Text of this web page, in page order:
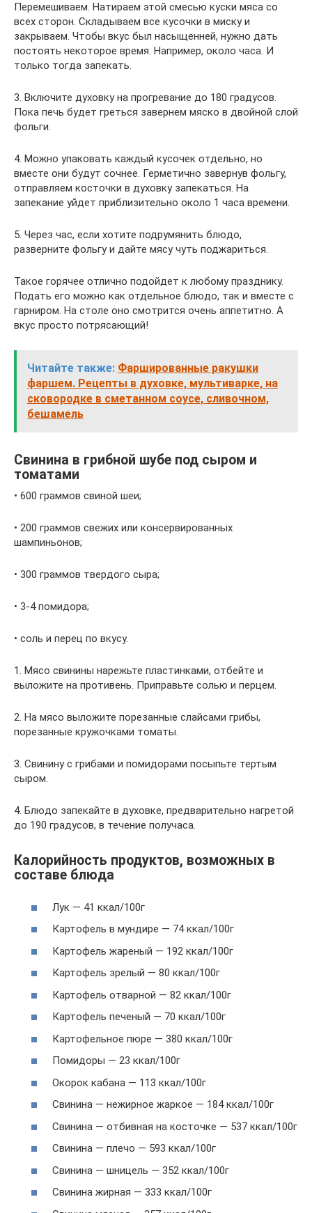
Перемешиваем. Натираем этой смесью куски мяса со
всех сторон. Складываем все кусочки в миску и
закрываем. Чтобы вкус был насыщенней, нужно дать
постоять некоторое время. Например, около часа. И
только тогда запекать.
3. Включите духовку на прогревание до 180 градусов.
Пока печь будет греться завернем мяско в двойной слой
фольги.
4. Можно упаковать каждый кусочек отдельно, но
вместе они будут сочнее. Герметично завернув фольгу,
отправляем косточки в духовку запекаться. На
запекание уйдет приблизительно около 1 часа времени.
5. Через час, если хотите подрумянить блюдо,
разверните фольгу и дайте мясу чуть поджариться.
Такое горячее отлично подойдет к любому празднику.
Подать его можно как отдельное блюдо, так и вместе с
гарниром. На столе оно смотрится очень аппетитно. А
вкус просто потрясающий!
Читайте также: Фаршированные ракушки
фаршем. Рецепты в духовке, мультиварке, на
сковородке в сметанном соусе, сливочном,
бешамель
Свинина в грибной шубе под сыром и
томатами
• 600 граммов свиной шеи;
• 200 граммов свежих или консервированных
шампиньонов;
• 300 граммов твердого сыра;
• 3-4 помидора;
• соль и перец по вкусу.
1. Мясо свинины нарежьте пластинками, отбейте и
выложите на противень. Приправьте солью и перцем.
2. На мясо выложите порезанные слайсами грибы,
порезанные кружочками томаты.
3. Свинину с грибами и помидорами посыпьте тертым
сыром.
4. Блюдо запекайте в духовке, предварительно нагретой
до 190 градусов, в течение получаса.
Калорийность продуктов, возможных в
составе блюда
Лук — 41 ккал/100г
Картофель в мундире — 74 ккал/100г
Картофель жареный — 192 ккал/100г
Картофель зрелый — 80 ккал/100г
Картофель отварной — 82 ккал/100г
Картофель печеный — 70 ккал/100г
Картофельное пюре — 380 ккал/100г
Помидоры — 23 ккал/100г
Окорок кабана — 113 ккал/100г
Свинина — нежирное жаркое — 184 ккал/100г
Свинина — отбивная на косточке — 537 ккал/100г
Свинина — плечо — 593 ккал/100г
Свинина — шницель — 352 ккал/100г
Свинина жирная — 333 ккал/100г